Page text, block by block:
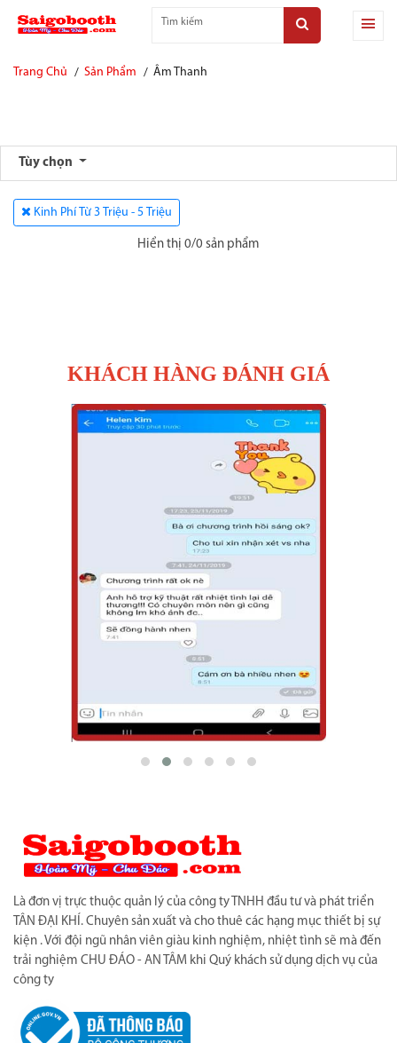
Trang Chủ Sản Phẩm Âm Thanh
Tùy chọn
Kinh Phí Từ 3 Triệu - 5 Triệu
Hiển thị 0/0 sản phẩm
KHÁCH HÀNG ĐÁNH GIÁ
Là đơn vị trực thuộc quản lý của công ty TNHH đầu tư và phát triển
TÂN ĐẠI KHÍ. Chuyên sản xuất và cho thuê các hạng mục thiết bị sự
kiện . Với đội ngũ nhân viên giàu kinh nghiệm, nhiệt tình sẽ mà đến
trải nghiệm CHU ĐÁO - AN TÂM khi Quý khách sử dụng dịch vụ của
công ty